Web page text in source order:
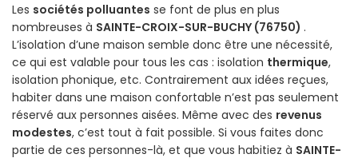
Les sociétés polluantes se font de plus en plus
nombreuses à SAINTE-CROIX-SUR-BUCHY (76750) .
L’isolation d’une maison semble donc être une nécessité,
ce qui est valable pour tous les cas : isolation thermique,
isolation phonique, etc. Contrairement aux idées reçues,
habiter dans une maison confortable n’est pas seulement
réservé aux personnes aisées. Même avec des revenus
modestes, c’est tout à fait possible. Si vous faites donc
partie de ces personnes-là, et que vous habitiez à SAINTE-